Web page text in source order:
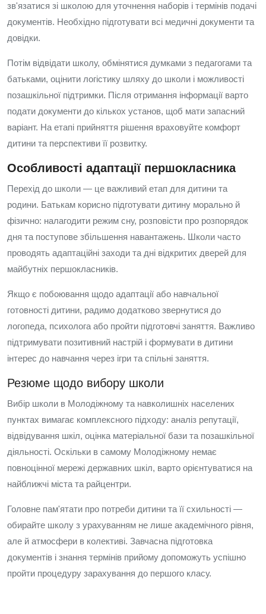
зв'язатися зі школою для уточнення наборів і термінів подачі
документів. Необхідно підготувати всі медичні документи та
довідки.
Потім відвідати школу, обмінятися думками з педагогами та
батьками, оцінити логістику шляху до школи і можливості
позашкільної підтримки. Після отримання інформації варто
подати документи до кількох установ, щоб мати запасний
варіант. На етапі прийняття рішення враховуйте комфорт
дитини та перспективи її розвитку.
Особливості адаптації першокласника
Перехід до школи — це важливий етап для дитини та
родини. Батькам корисно підготувати дитину морально й
фізично: налагодити режим сну, розповісти про розпорядок
дня та поступове збільшення навантажень. Школи часто
проводять адаптаційні заходи та дні відкритих дверей для
майбутніх першокласників.
Якщо є побоювання щодо адаптації або навчальної
готовності дитини, радимо додатково звернутися до
логопеда, психолога або пройти підготовчі заняття. Важливо
підтримувати позитивний настрій і формувати в дитини
інтерес до навчання через ігри та спільні заняття.
Резюме щодо вибору школи
Вибір школи в Молодіжному та навколишніх населених
пунктах вимагає комплексного підходу: аналіз репутації,
відвідування шкіл, оцінка матеріальної бази та позашкільної
діяльності. Оскільки в самому Молодіжному немає
повноцінної мережі державних шкіл, варто орієнтуватися на
найближчі міста та райцентри.
Головне пам'ятати про потреби дитини та її схильності —
обирайте школу з урахуванням не лише академічного рівня,
але й атмосфери в колективі. Завчасна підготовка
документів і знання термінів прийому допоможуть успішно
пройти процедуру зарахування до першого класу.